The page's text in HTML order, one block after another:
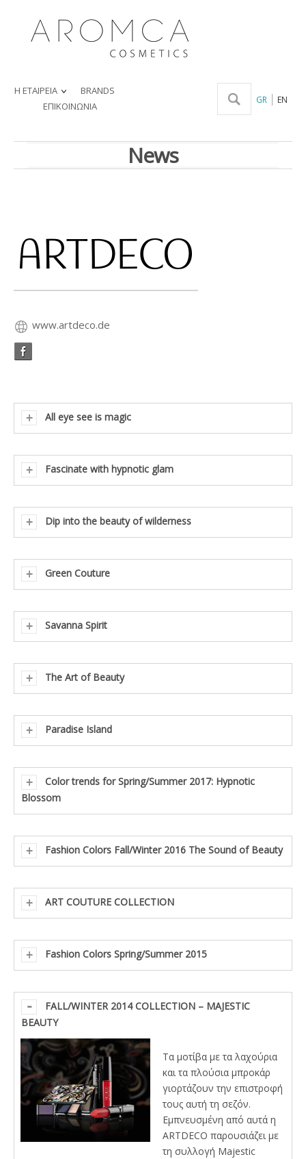
GR EN
Η ΕΤΑΙΡΕΙΑ
BRANDS
ΕΠΙΚΟΙΝΩΝΙΑ
News
www.artdeco.de
All eye see is magic
Fascinate with hypnotic glam
Dip into the beauty of wilderness
Green Couture
Savanna Spirit
The Art of Beauty
Paradise Island
Color trends for Spring/Summer 2017: Hypnotic
Blossom
Fashion Colors Fall/Winter 2016 The Sound of Beauty
ART COUTURE COLLECTION
Fashion Colors Spring/Summer 2015
FALL/WINTER 2014 COLLECTION – MAJESTIC
BEAUTY
Τα μοτίβα με τα λαχούρια
και τα πλούσια μπροκάρ
γιορτάζουν την επιστροφή
τους αυτή τη σεζόν.
Εμπνευσμένη από αυτά η
ARTDECO παρουσιάζει με
τη συλλογή Majestic